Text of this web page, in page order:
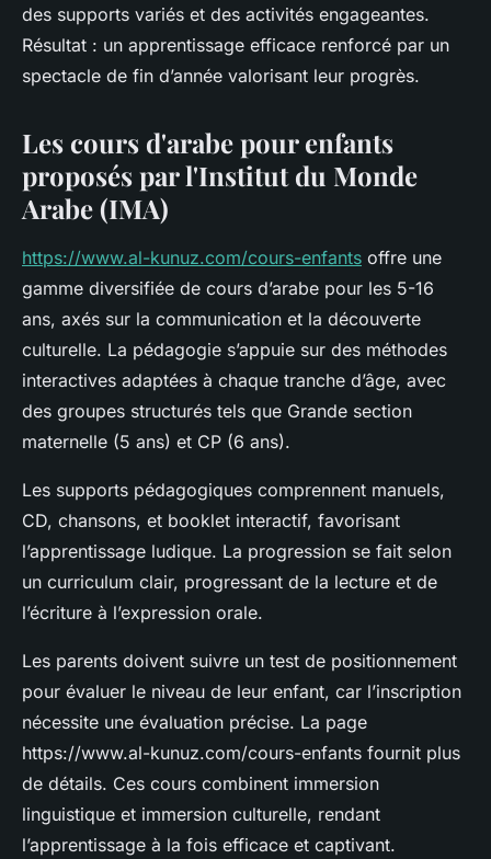
des supports variés et des activités engageantes.
Résultat : un apprentissage efficace renforcé par un
spectacle de fin d’année valorisant leur progrès.
Les cours d'arabe pour enfants
proposés par l'Institut du Monde
Arabe (IMA)
https://www.al-kunuz.com/cours-enfants offre une
gamme diversifiée de cours d’arabe pour les 5-16
ans, axés sur la communication et la découverte
culturelle. La pédagogie s’appuie sur des méthodes
interactives adaptées à chaque tranche d’âge, avec
des groupes structurés tels que Grande section
maternelle (5 ans) et CP (6 ans).
Les supports pédagogiques comprennent manuels,
CD, chansons, et booklet interactif, favorisant
l’apprentissage ludique. La progression se fait selon
un curriculum clair, progressant de la lecture et de
l’écriture à l’expression orale.
Les parents doivent suivre un test de positionnement
pour évaluer le niveau de leur enfant, car l’inscription
nécessite une évaluation précise. La page
https://www.al-kunuz.com/cours-enfants fournit plus
de détails. Ces cours combinent immersion
linguistique et immersion culturelle, rendant
l’apprentissage à la fois efficace et captivant.